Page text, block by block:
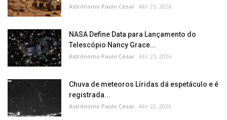
Astrônomo Paulo César Abr 25, 2026
NASA Define Data para Lançamento do
Telescópio Nancy Grace...
Astrônomo Paulo César Abr 25, 2026
Chuva de meteoros Líridas dá espetáculo e é
registrada...
Astrônomo Paulo César Abr 22, 2026